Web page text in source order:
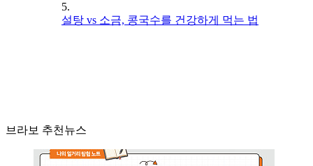
5.
설탕 vs 소금, 콩국수를 건강하게 먹는 법
브라보 추천뉴스